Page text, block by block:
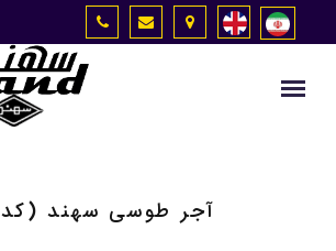
آجر طوسی سهند (کد G)